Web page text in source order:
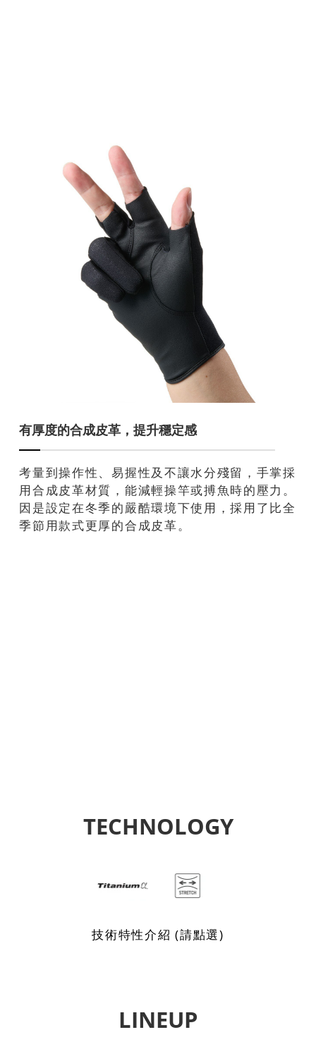
有厚度的合成皮革，提升穩定感
考量到操作性、易握性及不讓水分殘留，手掌採
用合成皮革材質，能減輕操竿或搏魚時的壓力。
因是設定在冬季的嚴酷環境下使用，採用了比全
季節用款式更厚的合成皮革。
TECHNOLOGY
技術特性介紹 (請點選)
LINEUP